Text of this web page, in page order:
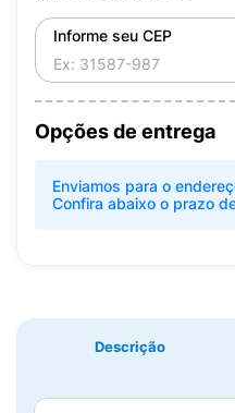
Informe seu CEP
Opções de entrega
Enviamos para o
Confira abaixo o prazo
Descrição